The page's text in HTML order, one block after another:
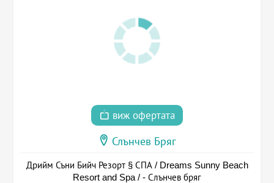
виж офертата
Слънчев Бряг
Дрийм Съни Бийч Резорт § СПА / Dreams Sunny Beach
Resort and Spa / - Слънчев бряг